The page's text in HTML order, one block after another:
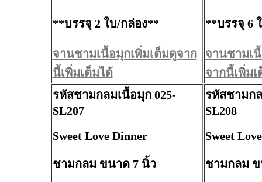
**บรรจุ 2 ใบ/กล่อง**
จานชามเนื้อมุกเพิ่มเต็มดูจาก
นี้เพิ่มเต็มได้
**บรรจุ 6
จานชามเ
จากนี้เพิ่มเ
รหัสชามกลมเนื้อมุก 025-
SL207
Sweet Love Dinner
ชามกลม ขนาด 7 นิ้ว
รหัสชามก
SL208
Sweet
ชามกลม